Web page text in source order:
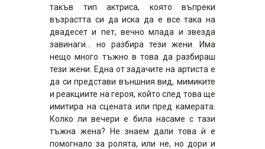
такъв тип актриса, която въпреки
възрастта си да иска да е все така на
двадесет и пет, вечно млада и звезда
завинаги… но разбира тези жени. Има
нещо много тъжно в това да разбираш
тези жени. Една от задачите на артиста е
да си представи външния вид, мимиките
и реакциите на героя, който след това ще
имитира на сцената или пред камерата.
Колко ли вечери е била насаме с тази
тъжна жена? Не знаeм дали това ѝ е
помогнало за ролята, или не, но дори и